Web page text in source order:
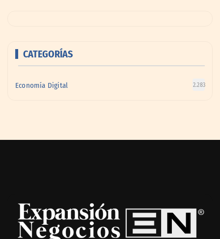
CATEGORÍAS
Economía Digital 2.283